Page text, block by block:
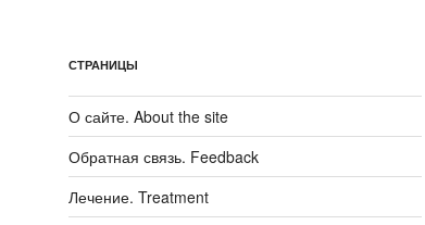
СТРАНИЦЫ
О сайте. About the site
Обратная связь. Feedback
Лечение. Treatment